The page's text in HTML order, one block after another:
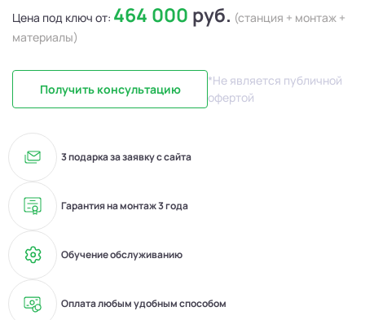
Цена под ключ от: 464 000 руб. (станция + монтаж +
материалы)
Получить консультацию
*Не является публичной
офертой
3 подарка за заявку с сайта
Гарантия на монтаж 3 года
Обучение обслуживанию
Оплата любым удобным способом